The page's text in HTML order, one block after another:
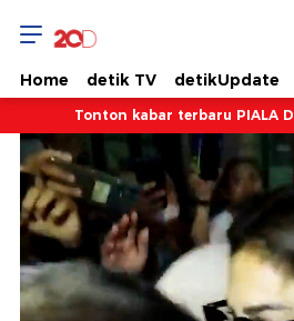
Home detik TV detikUpdate
Tonton kabar terbaru PIALA